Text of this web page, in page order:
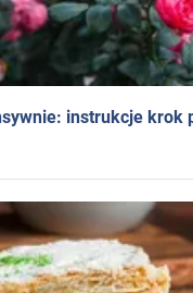
instrukcje krok